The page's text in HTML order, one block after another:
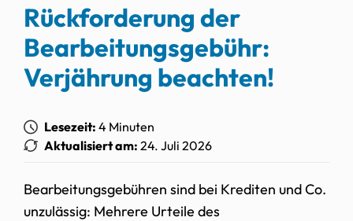
Rückforderung der
Bearbeitungsgebühr:
Verjährung beachten!
Lesezeit: 4 Minuten
Aktualisiert am: 24. Juli 2026
Bearbeitungsgebühren sind bei Krediten und Co.
unzulässig: Mehrere Urteile des